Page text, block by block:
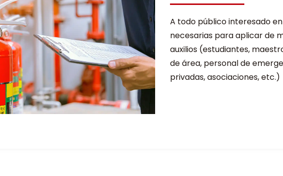
A todo público interesado
necesarias para aplicar de
auxilios (estudiantes,
de área, personal de
privadas, asociaciones, etc.)